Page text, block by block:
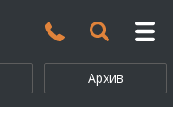
Архив